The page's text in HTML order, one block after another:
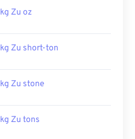
kg Zu oz
kg Zu short-ton
kg Zu stone
kg Zu tons